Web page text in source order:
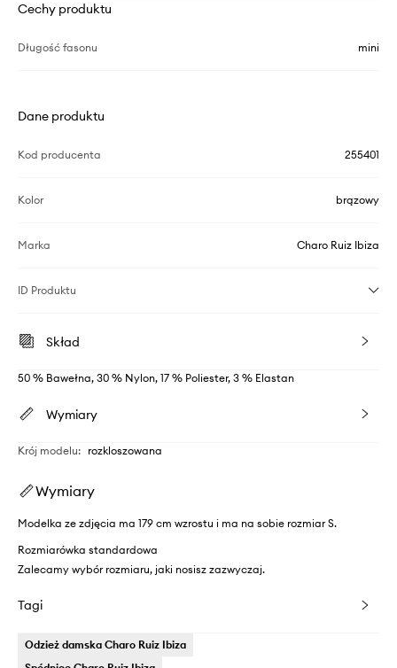
Cechy produktu
Długość fasonu mini
Dane produktu
Kod producenta 255401
Kolor brązowy
Marka Charo Ruiz Ibiza
ID Produktu
Skład
50 % Bawełna, 30 % Nylon, 17 % Poliester, 3 % Elastan
Wymiary
Krój modelu: rozkloszowana
Wymiary
Modelka ze zdjęcia ma 179 cm wzrostu i ma na sobie rozmiar S.
Rozmiarówka standardowa
Zalecamy wybór rozmiaru, jaki nosisz zazwyczaj.
Tagi
Odzież damska Charo Ruiz Ibiza